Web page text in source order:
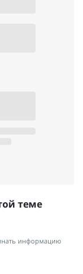
теме
информацию